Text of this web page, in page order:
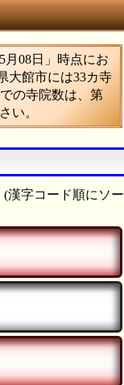
08日」時点にお
大館市には33カ寺
の寺院数は、第
い。
漢字コード順にソー